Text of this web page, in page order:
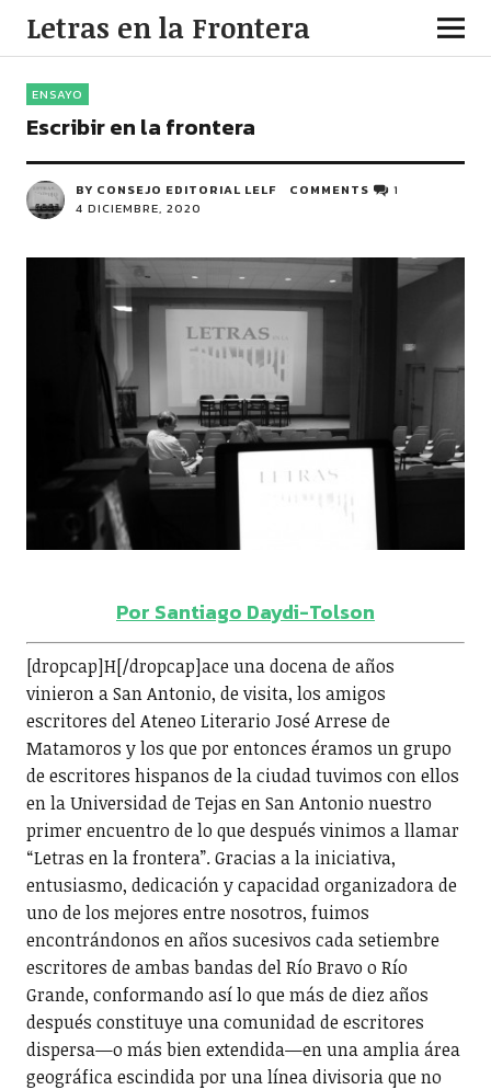
Letras en la Frontera
ENSAYO
Escribir en la frontera
BY CONSEJO EDITORIAL LELF
4 DICIEMBRE, 2020
COMMENTS 1
Por Santiago Daydi-Tolson
[dropcap]H[/dropcap]ace una docena de años
vinieron a San Antonio, de visita, los amigos
escritores del Ateneo Literario José Arrese de
Matamoros y los que por entonces éramos un grupo
de escritores hispanos de la ciudad tuvimos con ellos
en la Universidad de Tejas en San Antonio nuestro
primer encuentro de lo que después vinimos a llamar
“Letras en la frontera”. Gracias a la iniciativa,
entusiasmo, dedicación y capacidad organizadora de
uno de los mejores entre nosotros, fuimos
encontrándonos en años sucesivos cada setiembre
escritores de ambas bandas del Río Bravo o Río
Grande, conformando así lo que más de diez años
después constituye una comunidad de escritores
dispersa—o más bien extendida—en una amplia área
geográfica escindida por una línea divisoria que no